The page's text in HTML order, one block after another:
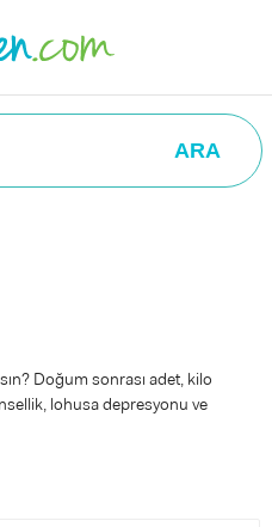
ARA
Doğum sonrası adet, kilo
lohusa depresyonu ve